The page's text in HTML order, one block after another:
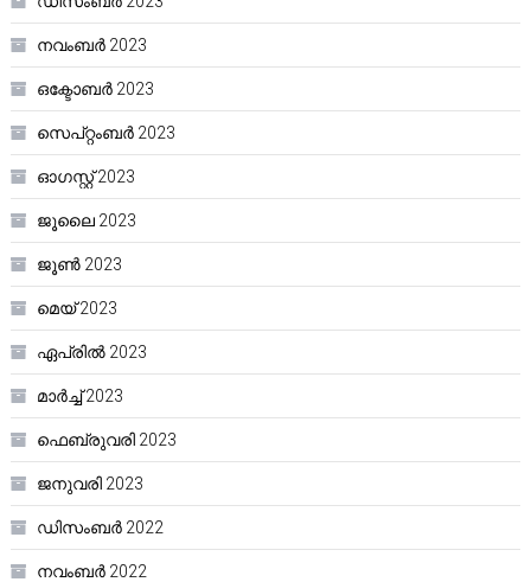
നവംബർ 2023
ഒക്ടോബർ 2023
സെപ്റ്റംബർ 2023
ഓഗസ്റ്റ്‌ 2023
ജൂലൈ 2023
ജൂൺ 2023
മെയ്‌ 2023
ഏപ്രിൽ 2023
മാർച്ച്‌ 2023
ഫെബ്രുവരി 2023
ജനുവരി 2023
ഡിസംബർ 2022
നവംബർ 2022